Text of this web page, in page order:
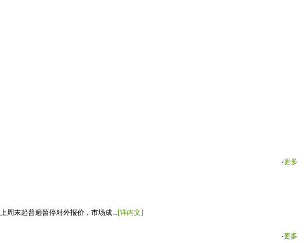
‧更多
周末起普遍暂停对外报价，市场成...[详内文]
‧更多